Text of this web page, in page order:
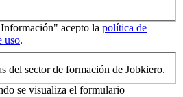
acepto la política de
uso.
del sector de formación de Jobkiero.
se visualiza el formulario